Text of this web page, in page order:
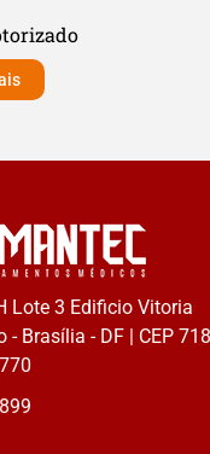
Lote 3 Edificio Vitoria
- Brasília - DF | CEP